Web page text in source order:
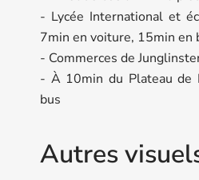
- Lycée International et
7min en voiture, 15min en
- Commerces de
- À 10min du Plateau de
bus
Autres